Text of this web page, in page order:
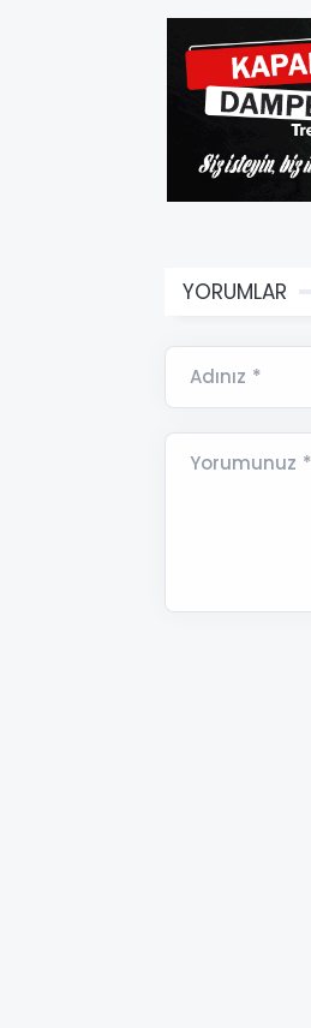
YORUMLAR
Adınız *
Yorumunuz *